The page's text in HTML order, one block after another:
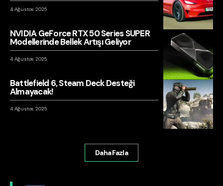
4 Ağustos 2025
NVIDIA GeForce RTX 50 Series SUPER
Modellerinde Bellek Artışı Geliyor
4 Ağustos 2025
Battlefield 6, Steam Deck Desteği
Almayacak!
4 Ağustos 2025
Daha Fazla